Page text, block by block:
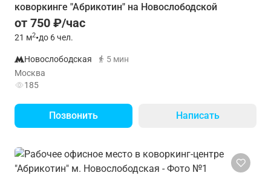
коворкинге "Абрикотин" на Новослободской
от 750 ₽/час
21 м2•до 6 чел.
Новослободская
5 мин
Москва
185
Позвонить Написать